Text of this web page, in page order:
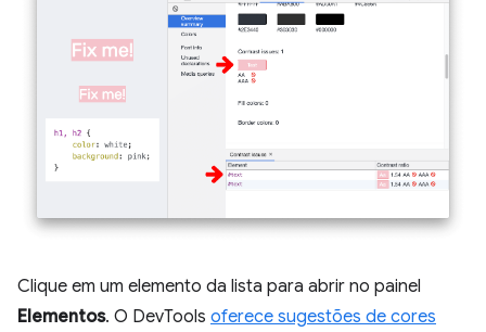
Clique em um elemento da lista para abrir no painel
Elementos. O DevTools oferece sugestões de cores